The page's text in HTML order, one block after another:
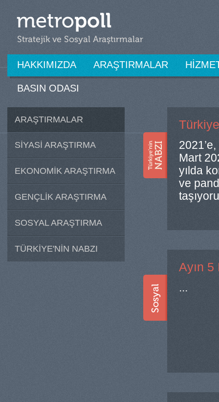
HAKKIMIZDA ARAŞTIRMALAR
BASIN ODASI
ARAŞTIRMALAR
SİYASİ ARAŞTIRMA
EKONOMİK ARAŞTIRMA
GENÇLİK ARAŞTIRMA
SOSYAL ARAŞTIRMA
TÜRKİYE'NİN NABZI
Mart
yılda
ve
Ayın 5
...